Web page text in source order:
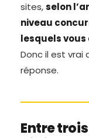
sites,selon
niveau
lesquels vous
Donc il est vrai
réponse.
Entre